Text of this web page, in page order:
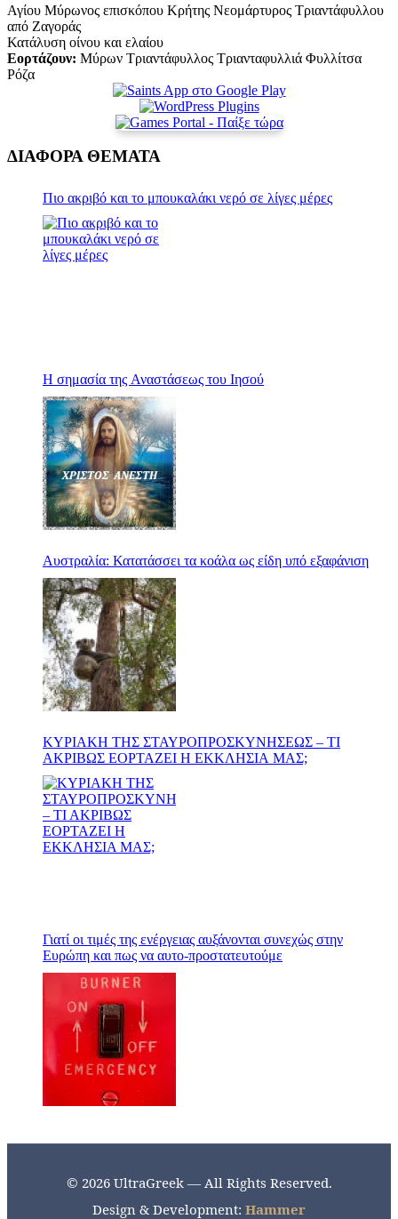
Αγίου Μύρωνος επισκόπου Κρήτης Νεομάρτυρος Τριαντάφυλλου
από Ζαγοράς
Κατάλυση οίνου και ελαίου
Εορτάζουν: Μύρων Τριαντάφυλλος Τριανταφυλλιά Φυλλίτσα
Ρόζα
ΔΙΑΦΟΡΑ ΘΕΜΑΤΑ
Πιο ακριβό και το μπουκαλάκι νερό σε λίγες μέρες
Η σημασία της Αναστάσεως του Ιησού
Αυστραλία: Κατατάσσει τα κοάλα ως είδη υπό εξαφάνιση
ΚΥΡΙΑΚΗ ΤΗΣ ΣΤΑΥΡΟΠΡΟΣΚΥΝΗΣΕΩΣ – ΤΙ
ΑΚΡΙΒΩΣ ΕΟΡΤΑΖΕΙ Η ΕΚΚΛΗΣΙΑ ΜΑΣ;
Γιατί οι τιμές της ενέργειας αυξάνονται συνεχώς στην
Ευρώπη και πως να αυτο-προστατευτούμε
© 2026 UltraGreek — All Rights Reserved.
Design & Development: Hammer